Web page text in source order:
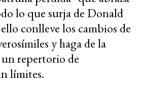
lo que surja de Donald
conlleve los cambios de
y haga de la
repertorio de
límites.